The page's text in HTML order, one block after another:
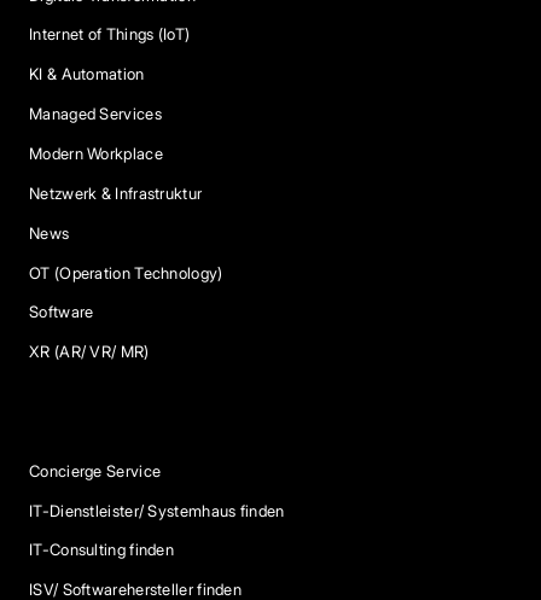
Internet of Things (IoT)
KI & Automation
Managed Services
Modern Workplace
Netzwerk & Infrastruktur
News
OT (Operation Technology)
Software
XR (AR/ VR/ MR)
Concierge Service
IT-Dienstleister/ Systemhaus finden
IT-Consulting finden
ISV/ Softwarehersteller finden